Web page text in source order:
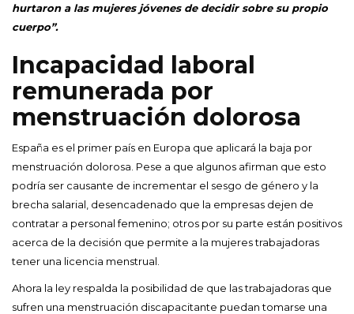
hurtaron a las mujeres jóvenes de decidir sobre su propio
cuerpo”.
Incapacidad laboral
remunerada por
menstruación dolorosa
España es el primer país en Europa que aplicará la baja por
menstruación dolorosa. Pese a que algunos afirman que esto
podría ser causante de incrementar el sesgo de género y la
brecha salarial, desencadenado que la empresas dejen de
contratar a personal femenino; otros por su parte están positivos
acerca de la decisión que permite a la mujeres trabajadoras
tener una licencia menstrual.
Ahora la ley respalda la posibilidad de que las trabajadoras que
sufren una menstruación discapacitante puedan tomarse una